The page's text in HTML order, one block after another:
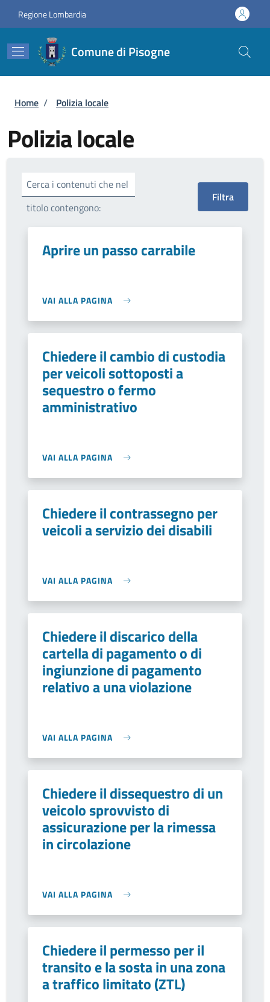
Regione Lombardia
Comune di Pisogne
Briciole di pane
Home / Polizia locale
Polizia locale
Cerca i contenuti che nel
titolo contengono:
Aprire un passo carrabile
VAI ALLA PAGINA
Chiedere il cambio di custodia
per veicoli sottoposti a
sequestro o fermo
amministrativo
VAI ALLA PAGINA
Chiedere il contrassegno per
veicoli a servizio dei disabili
VAI ALLA PAGINA
Chiedere il discarico della
cartella di pagamento o di
ingiunzione di pagamento
relativo a una violazione
VAI ALLA PAGINA
Chiedere il dissequestro di un
veicolo sprovvisto di
assicurazione per la rimessa
in circolazione
VAI ALLA PAGINA
Chiedere il permesso per il
transito e la sosta in una zona
a traffico limitato (ZTL)